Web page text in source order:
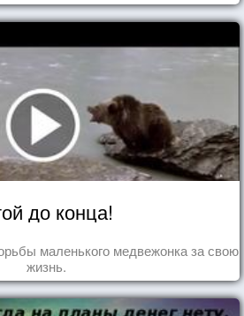
до конца!
маленького медвежонка за свою
жизнь.